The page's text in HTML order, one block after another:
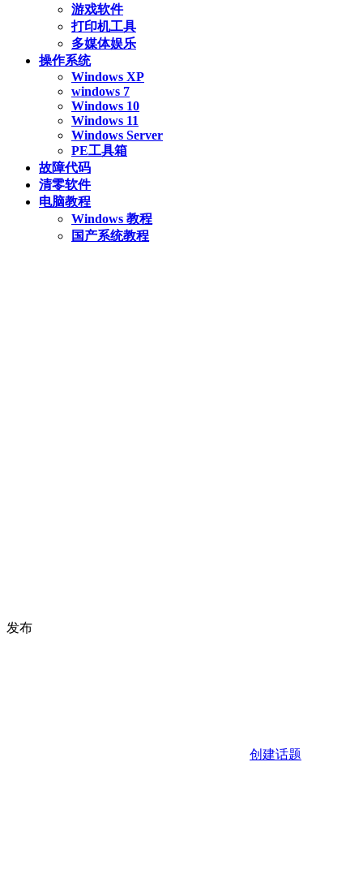
游戏软件
打印机工具
多媒体娱乐
操作系统
Windows XP
windows 7
Windows 10
Windows 11
Windows Server
PE工具箱
故障代码
清零软件
电脑教程
Windows 教程
国产系统教程
发布
创建话题